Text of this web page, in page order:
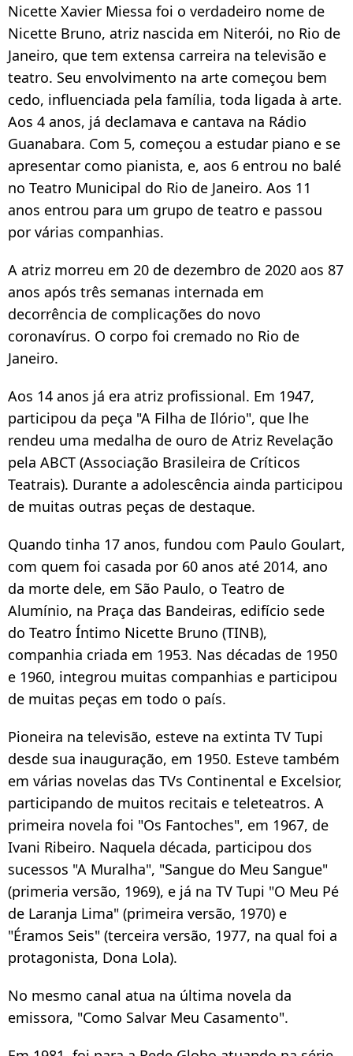
Nicette Xavier Miessa foi o verdadeiro nome de
Nicette Bruno, atriz nascida em Niterói, no Rio de
Janeiro, que tem extensa carreira na televisão e
teatro. Seu envolvimento na arte começou bem
cedo, influenciada pela família, toda ligada à arte.
Aos 4 anos, já declamava e cantava na Rádio
Guanabara. Com 5, começou a estudar piano e se
apresentar como pianista, e, aos 6 entrou no balé
no Teatro Municipal do Rio de Janeiro. Aos 11
anos entrou para um grupo de teatro e passou
por várias companhias.
A atriz morreu em 20 de dezembro de 2020 aos 87
anos após três semanas internada em
decorrência de complicações do novo
coronavírus. O corpo foi cremado no Rio de
Janeiro.
Aos 14 anos já era atriz profissional. Em 1947,
participou da peça "A Filha de Ilório", que lhe
rendeu uma medalha de ouro de Atriz Revelação
pela ABCT (Associação Brasileira de Críticos
Teatrais). Durante a adolescência ainda participou
de muitas outras peças de destaque.
Quando tinha 17 anos, fundou com Paulo Goulart,
com quem foi casada por 60 anos até 2014, ano
da morte dele, em São Paulo, o Teatro de
Alumínio, na Praça das Bandeiras, edifício sede
do Teatro Íntimo Nicette Bruno (TINB),
companhia criada em 1953. Nas décadas de 1950
e 1960, integrou muitas companhias e participou
de muitas peças em todo o país.
Pioneira na televisão, esteve na extinta TV Tupi
desde sua inauguração, em 1950. Esteve também
em várias novelas das TVs Continental e Excelsior,
participando de muitos recitais e teleteatros. A
primeira novela foi "Os Fantoches", em 1967, de
Ivani Ribeiro. Naquela década, participou dos
sucessos "A Muralha", "Sangue do Meu Sangue"
(primeria versão, 1969), e já na TV Tupi "O Meu Pé
de Laranja Lima" (primeira versão, 1970) e
"Éramos Seis" (terceira versão, 1977, na qual foi a
protagonista, Dona Lola).
No mesmo canal atua na última novela da
emissora, "Como Salvar Meu Casamento".